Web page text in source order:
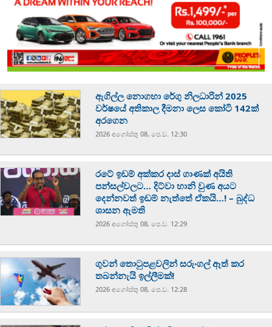
ඇගිල්ල නොගහා රේගු නිලධාරින් 2025
වර්ෂයේ අතිකාල දීමනා ලෙස කෝටි 142ක්
අරගෙන
2026 අගෝස්‍තු 08, පෙ.ව. 12:30
රටේ ඉඩම් අක්කර දාස් ගාණක් අයිති
පන්සල්වලට… දිට්වා හානි වුණ අයට
දෙන්නවත් ඉඩම් නැත්තේ ඒකයි…! – බුද්ධ
ශාසන ඇමති
2026 අගෝස්‍තු 08, පෙ.ව. 12:29
ගුවන් තොටුපළවලින් සරුංගල් ඈත් කර
තබන්නැයි ඉල්ලීමක්!
2026 අගෝස්‍තු 08, පෙ.ව. 12:28